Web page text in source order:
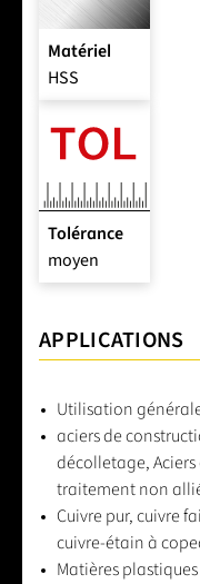
Matériel
HSS
Tolérance
moyen
APPLICATIONS
Utilisation
aciers de
décolletage,
traitement non
Cuivre pur, cuivre
cuivre-étain à
Matières plastiques